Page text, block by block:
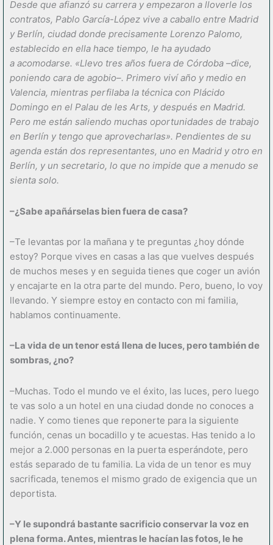
Desde que afianzó su carrera y empezaron a lloverle los
contratos, Pablo García-López vive a caballo entre Madrid
y Berlín, ciudad donde precisamente Lorenzo Palomo,
establecido en ella hace tiempo, le ha ayudado
a acomodarse. «Llevo tres años fuera de Córdoba –dice,
poniendo cara de agobio–. Primero viví año y medio en
Valencia, mientras perfilaba la técnica con Plácido
Domingo en el Palau de les Arts, y después en Madrid.
Pero me están saliendo muchas oportunidades de trabajo
en Berlín y tengo que aprovecharlas». Pendientes de su
agenda están dos representantes, uno en Madrid y otro en
Berlín, y un secretario, lo que no impide que a menudo se
sienta solo.
–¿Sabe apañárselas bien fuera de casa?
–Te levantas por la mañana y te preguntas ¿hoy dónde
estoy? Porque vives en casas a las que vuelves después
de muchos meses y en seguida tienes que coger un avión
y encajarte en la otra parte del mundo. Pero, bueno, lo voy
llevando. Y siempre estoy en contacto con mi familia,
hablamos continuamente.
–La vida de un tenor está llena de luces, pero también de
sombras, ¿no?
–Muchas. Todo el mundo ve el éxito, las luces, pero luego
te vas solo a un hotel en una ciudad donde no conoces a
nadie. Y como tienes que reponerte para la siguiente
función, cenas un bocadillo y te acuestas. Has tenido a lo
mejor a 2.000 personas en la puerta esperándote, pero
estás separado de tu familia. La vida de un tenor es muy
sacrificada, tenemos el mismo grado de exigencia que un
deportista.
–Y le supondrá bastante sacrificio conservar la voz en
plena forma. Antes, mientras le hacían las fotos, le he